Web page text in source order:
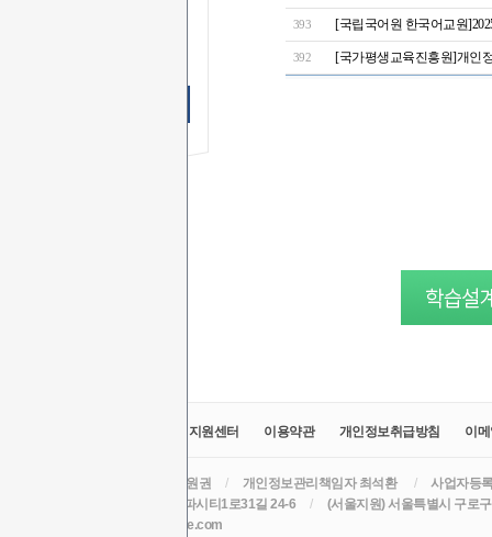
393 [국립국어원 한국어교원
392 [국가평생교육진흥원]개인
취업지원센터 이용약관 개인정보취급방침 이
대표 윤원권 / 개인정보관리책임자 최석환 /
사업자등
주소 (본원) 대구광역시 수성구 알파시티1로31길 24-6
/
(서울지원) 서울특별시 구로
EMAIL csh78mm@nate.com